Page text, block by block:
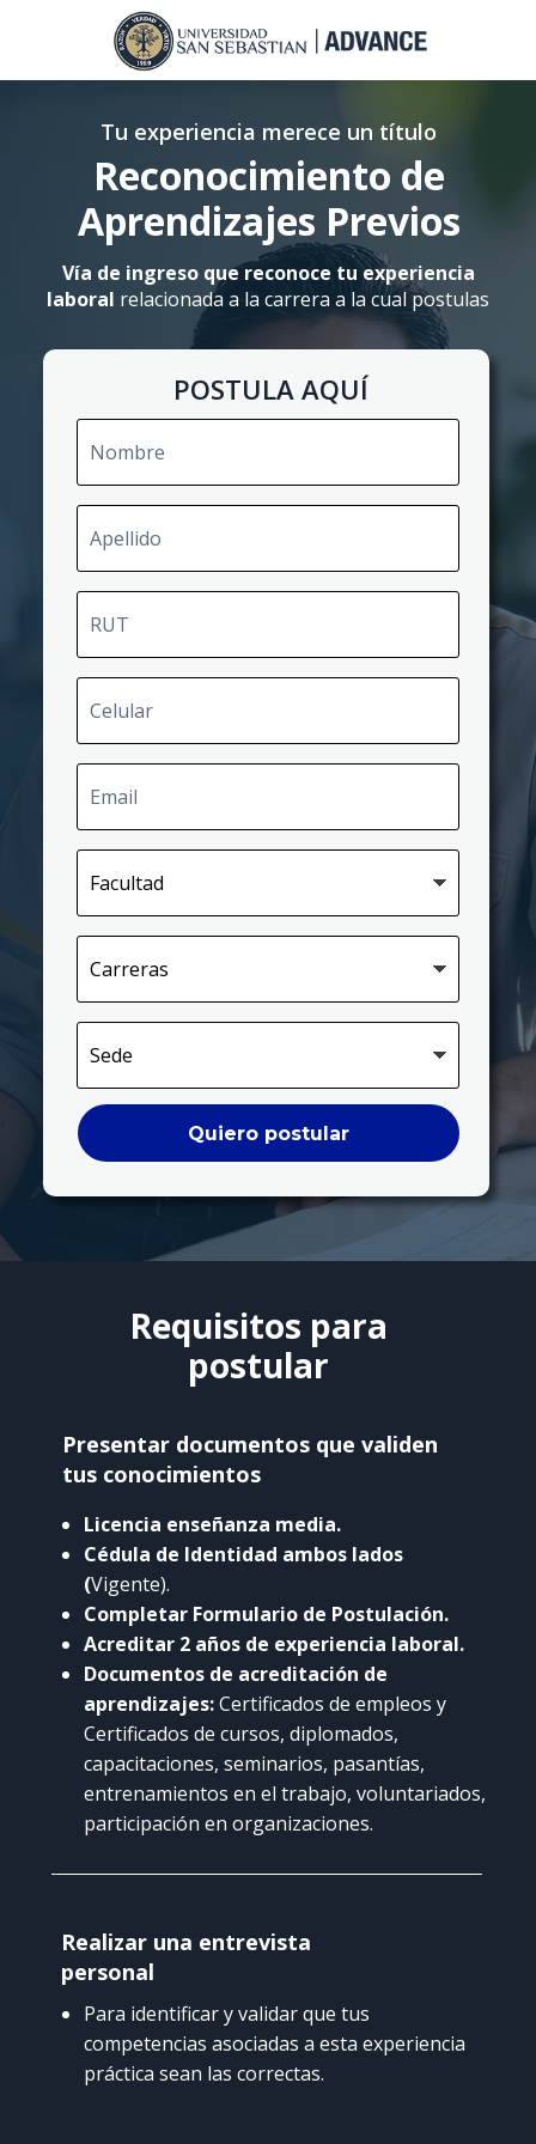
POSTULA AQUÍ
Nombre
Apellido
RUT
Celular
Email
Facultad
Carreras
Sede
Quiero postular
Tu experiencia merece un título
Reconocimiento de
Aprendizajes Previos
Vía de ingreso que reconoce tu experiencia
laboral relacionada a la carrera a la cual postulas
Requisitos para
postular
Presentar documentos que validen
tus conocimientos
Licencia enseñanza media.
Cédula de Identidad ambos lados
(Vigente).
Completar Formulario de Postulación.
Acreditar 2 años de experiencia laboral.
Documentos de acreditación de
aprendizajes:Certificados de empleos y
Certificados de cursos, diplomados,
capacitaciones, seminarios, pasantías,
entrenamientos en el trabajo, voluntariados,
participación en organizaciones.
Realizar una entrevista
personal
Para identificar y validar que tus
competencias asociadas a esta experiencia
práctica sean las correctas.